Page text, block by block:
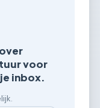
voor
inbox.